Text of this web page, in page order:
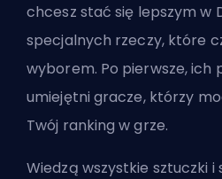
chcesz stać się lepszym w
specjalnych rzeczy, które
wyborem. Po pierwsze,
umiejętni gracze, którzy
Twój ranking w grze.
Wiedzą wszystkie sztuczki